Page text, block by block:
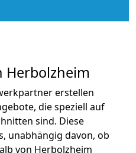
Herbolzheim
erstellen
die speziell auf
sind. Diese
unabhängig davon, ob
von Herbolzheim